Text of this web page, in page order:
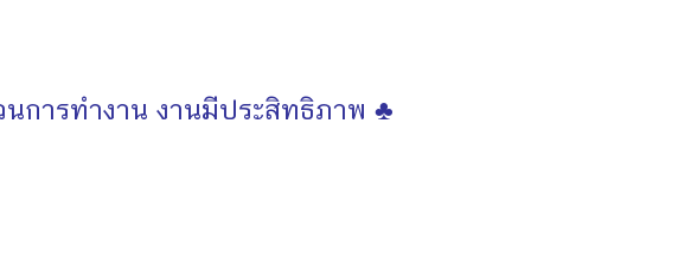
ารทำงาน งานมีประสิทธิภาพ ♣